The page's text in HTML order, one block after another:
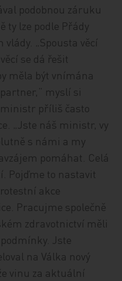
podobnou záruku
ty lze podle Přády
„Spousta věcí
se dá řešit
měla být vnímána
myslí si
ministr příliš často
„Jste náš ministr, vy
s námi a my
pomáhat. Celá
Pojďme to nastavit
akce
Pracujme společně
zdravotnictví měli
Jste
na Válka nový
vinu za aktuální